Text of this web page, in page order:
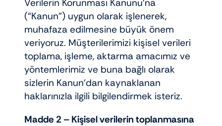
Elektrikli araçlar
Scooter motorlar
Cub ve cg
Verilerin Korunması Kanunu’na
(“Kanun”) uygun olarak işlenerek,
muhafaza edilmesine büyük önem
veriyoruz. Müşterilerimizi kişisel verileri
toplama, işleme, aktarma amacımız ve
yöntemlerimiz ve buna bağlı olarak
sizlerin Kanun’dan kaynaklanan
haklarınızla ilgili bilgilendirmek isteriz.
Madde 2 – Kişisel verilerin toplanmasına